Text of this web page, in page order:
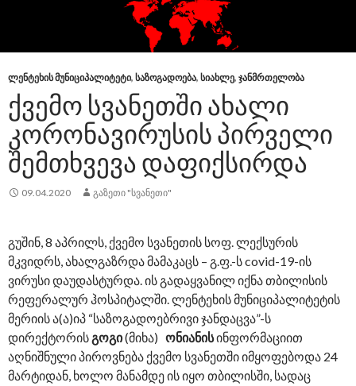
ᲚᲔᲜᲢᲔᲮᲘᲡ ᲛᲣᲜᲘᲪᲘᲞᲐᲚᲘᲢᲔᲢᲘ, ᲡᲐᲖᲝᲒᲐᲓᲝᲔᲑᲐ, ᲡᲘᲐᲮᲚᲔ, ᲯᲐᲜᲛᲠᲗᲔᲚᲝᲑᲐ
ᲥᲕᲔᲛᲝ ᲡᲕᲐᲜᲔᲗᲨᲘ ᲐᲮᲐᲚᲘ
ᲙᲝᲠᲝᲜᲐᲕᲘᲠᲣᲡᲘᲡ ᲞᲘᲠᲕᲔᲚᲘ
ᲨᲔᲛᲗᲮᲕᲔᲕᲐ ᲓᲐᲤᲘᲥᲡᲘᲠᲓᲐ
09.04.2020 ᲒᲐᲖᲔᲗᲘ "ᲡᲕᲐᲜᲔᲗᲘ"
გუშინ, 8 აპრილს, ქვემო სვანეთის სოფ. ლექსურის
მკვიდრს, ახალგაზრდა მამაკაცს – გ.ფ.-ს covid-19-ის
ვირუსი დაუდასტურდა. ის გადაყვანილ იქნა თბილისის
რეფერალურ ჰოსპიტალში. ლენტეხის მუნიციპალიტეტის
მერიის ა(ა)იპ “საზოგადოებრივი ჯანდაცვა”-ს
დირექტორისგოგი(მიხა) ონიანისინფორმაციით
აღნიშნული პიროვნება ქვემო სვანეთში იმყოფებოდა 24
მარტიდან, ხოლო მანამდე ის იყო თბილისში, სადაც